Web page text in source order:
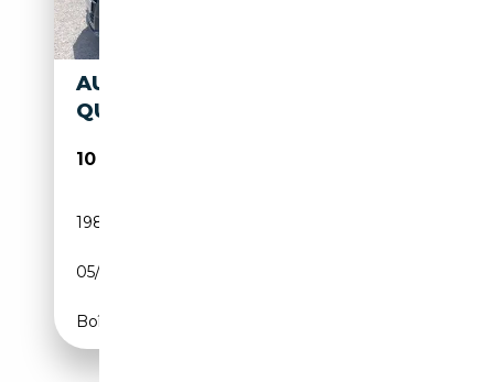
AUDI TT TT 2.0 TDI CABRIO
QUATTRO
10 800€
198 000 km
05/2011
Boîte manuelle